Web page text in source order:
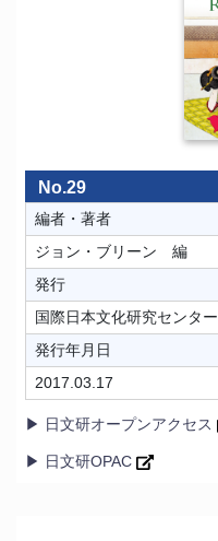
No.29
編者・著者
ジョン・ブリーン 編
発行
国際日本文化研究センター
発行年月日
2017.03.17
▶ 日文研オープンアクセス
▶ 日文研OPAC